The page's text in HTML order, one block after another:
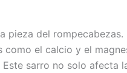
del rompecabezas.
como el calcio y el
sarro no solo afecta